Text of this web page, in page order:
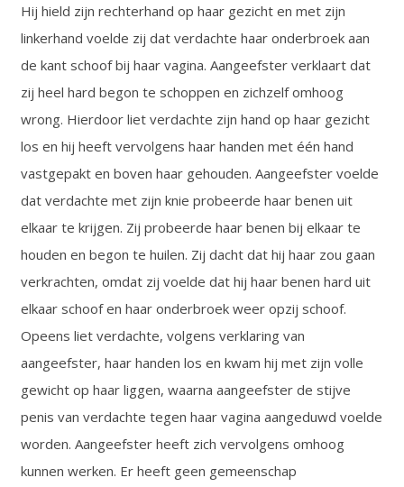
Hij hield zijn rechterhand op haar gezicht en met zijn
linkerhand voelde zij dat verdachte haar onderbroek aan
de kant schoof bij haar vagina. Aangeefster verklaart dat
zij heel hard begon te schoppen en zichzelf omhoog
wrong. Hierdoor liet verdachte zijn hand op haar gezicht
los en hij heeft vervolgens haar handen met één hand
vastgepakt en boven haar gehouden. Aangeefster voelde
dat verdachte met zijn knie probeerde haar benen uit
elkaar te krijgen. Zij probeerde haar benen bij elkaar te
houden en begon te huilen. Zij dacht dat hij haar zou gaan
verkrachten, omdat zij voelde dat hij haar benen hard uit
elkaar schoof en haar onderbroek weer opzij schoof.
Opeens liet verdachte, volgens verklaring van
aangeefster, haar handen los en kwam hij met zijn volle
gewicht op haar liggen, waarna aangeefster de stijve
penis van verdachte tegen haar vagina aangeduwd voelde
worden. Aangeefster heeft zich vervolgens omhoog
kunnen werken. Er heeft geen gemeenschap